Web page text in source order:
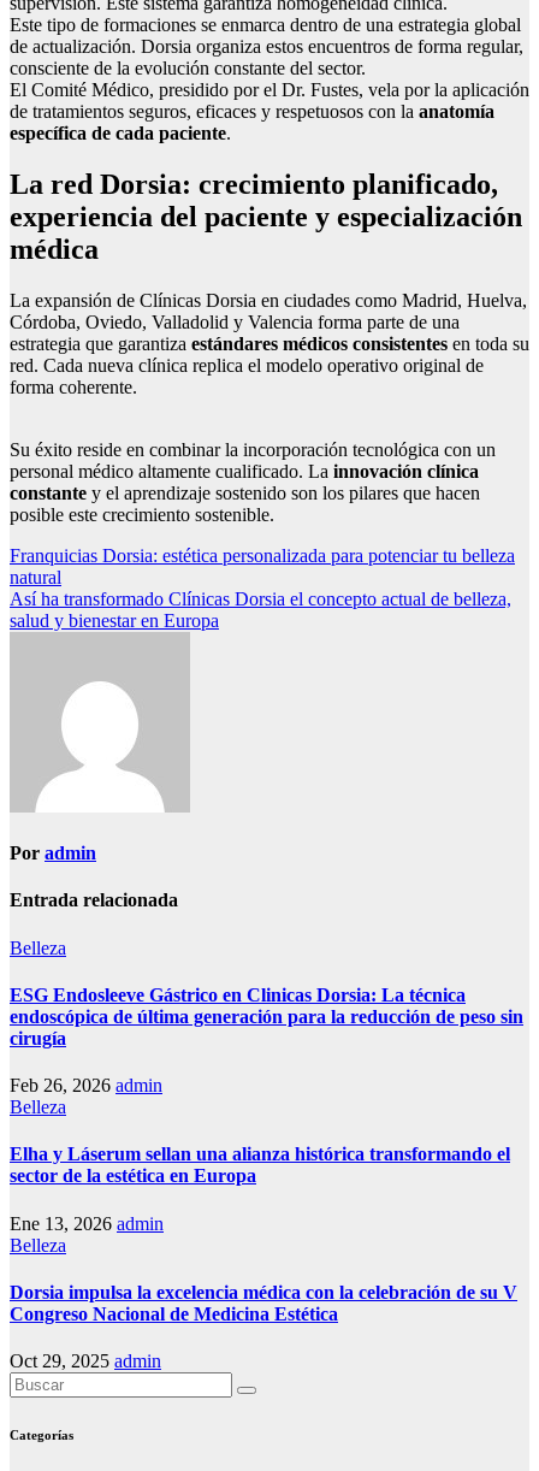
Este tipo de formaciones se enmarca dentro de una estrategia global
de actualización. Dorsia organiza estos encuentros de forma regular,
consciente de la evolución constante del sector.
El Comité Médico, presidido por el Dr. Fustes, vela por la aplicación
de tratamientos seguros, eficaces y respetuosos con la anatomía
específica de cada paciente.
La red Dorsia: crecimiento planificado,
experiencia del paciente y especialización
médica
La expansión de Clínicas Dorsia en ciudades como Madrid, Huelva,
Córdoba, Oviedo, Valladolid y Valencia forma parte de una
estrategia que garantiza estándares médicos consistentes en toda su
red. Cada nueva clínica replica el modelo operativo original de
forma coherente.
Su éxito reside en combinar la incorporación tecnológica con un
personal médico altamente cualificado. La innovación clínica
constante y el aprendizaje sostenido son los pilares que hacen
posible este crecimiento sostenible.
Navegación
de
entradas
Franquicias Dorsia: estética personalizada para potenciar tu belleza
natural
Así ha transformado Clínicas Dorsia el concepto actual de belleza,
salud y bienestar en Europa
Por admin
Entrada relacionada
Belleza
ESG Endosleeve Gástrico en Clinicas Dorsia: La técnica
endoscópica de última generación para la reducción de peso sin
cirugía
Feb 26, 2026 admin
Belleza
Elha y Láserum sellan una alianza histórica transformando el
sector de la estética en Europa
Ene 13, 2026 admin
Belleza
Dorsia impulsa la excelencia médica con la celebración de su V
Congreso Nacional de Medicina Estética
Oct 29, 2025 admin
Categorías